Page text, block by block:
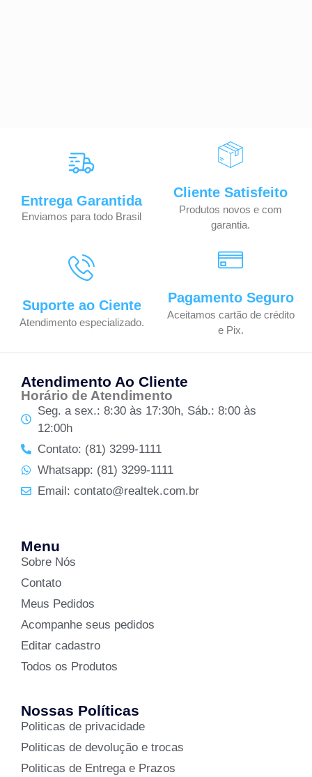
Entrega Garantida
Enviamos para todo Brasil
Cliente Satisfeito
Produtos novos e com
garantia.
Suporte ao Ciente
Atendimento especializado.
Pagamento Seguro
Aceitamos cartão de crédito
e Pix.
Atendimento Ao Cliente
Horário de Atendimento
Seg. a sex.: 8:30 às 17:30h, Sáb.: 8:00 às
12:00h
Contato: (81) 3299-1111
Whatsapp: (81) 3299-1111
Email: contato@realtek.com.br
Menu
Sobre Nós
Contato
Meus Pedidos
Acompanhe seus pedidos
Editar cadastro
Todos os Produtos
Nossas Políticas
Politicas de privacidade
Politicas de devolução e trocas
Politicas de Entrega e Prazos